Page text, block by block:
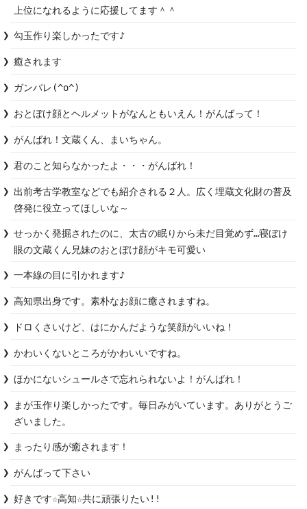
上位になれるように応援してます＾＾
勾玉作り楽しかったです♪
癒されます
ガンバレ(^o^)
おとぼけ顔とヘルメットがなんともいえん！がんばって！
がんばれ！文蔵くん、まいちゃん。
君のこと知らなかったよ・・・がんばれ！
出前考古学教室などでも紹介される２人。広く埋蔵文化財の普及
啓発に役立ってほしいな～
せっかく発掘されたのに、太古の眠りから未だ目覚めず…寝ぼけ
眼の文蔵くん兄妹のおとぼけ顔がキモ可愛い
一本線の目に引かれます♪
高知県出身です。素朴なお顔に癒されますね。
ドロくさいけど、はにかんだような笑顔がいいね！
かわいくないところがかわいいですね。
ほかにないシュールさで忘れられないよ！がんばれ！
まが玉作り楽しかったです。毎日みがいています。ありがとうご
ざいました。
まったり感が癒されます！
好きです☆高知☆共に頑張りたい!!